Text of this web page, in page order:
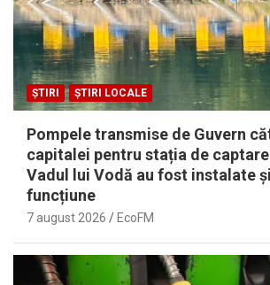
ȘTIRI ȘTIRI LOCALE
Pompele transmise de Guvern
capitalei pentru stația de
Vadul lui Vodă au fost instalate
funcțiune
7 august 2026 EcoFM